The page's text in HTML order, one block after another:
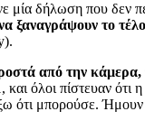
δήλωση που δεν
ξαναγράψουν το
από την
και όλοι πίστευαν ότι
ότι μπορούσε.